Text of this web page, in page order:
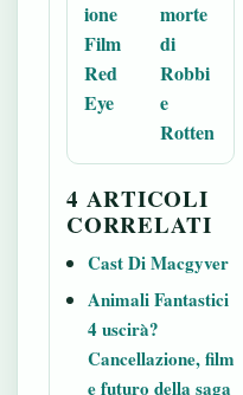
ione
Film
Red
Eye
morte
di
Robbi
e
Rotten
4 ARTICOLI
CORRELATI
Cast Di Macgyver
Animali Fantastici
4 uscirà?
Cancellazione, film
e futuro della saga